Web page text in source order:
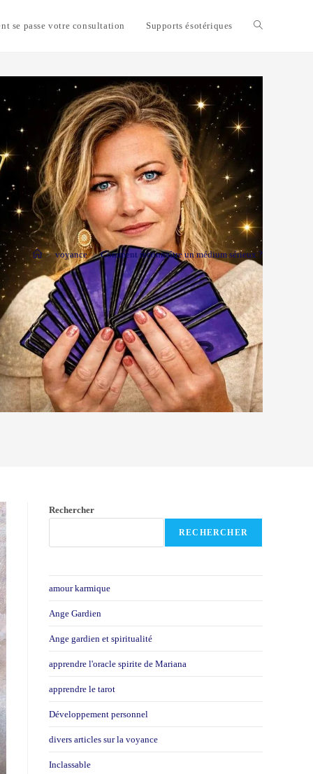
se passe votre consultation Supports ésotériques Toggle
website
> voyance > Comment reconnaître un médium sérieux ?
Rechercher
RECHERCHER
amour karmique
Ange Gardien
Ange gardien et spiritualité
apprendre l'oracle spirite de Mariana
apprendre le tarot
Développement personnel
divers articles sur la voyance
Inclassable